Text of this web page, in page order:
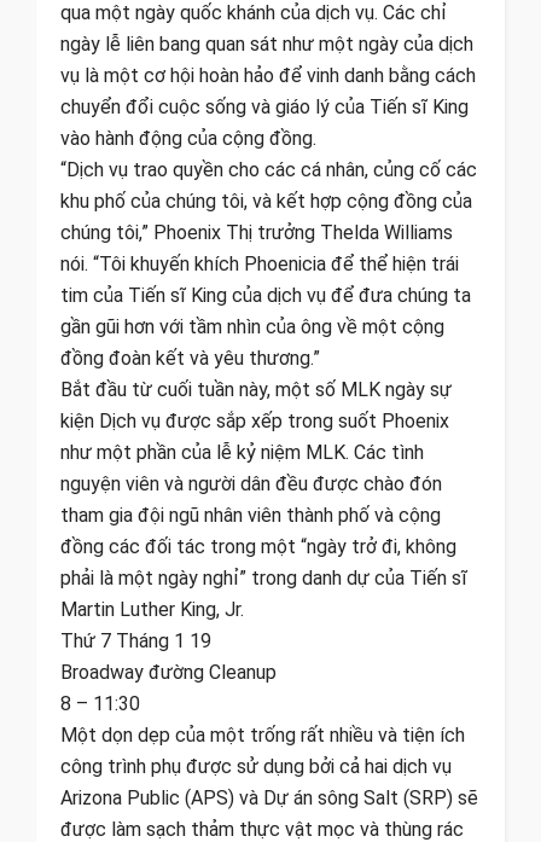
qua một ngày quốc khánh của dịch vụ. Các chỉ
ngày lễ liên bang quan sát như một ngày của dịch
vụ là một cơ hội hoàn hảo để vinh danh bằng cách
chuyển đổi cuộc sống và giáo lý của Tiến sĩ King
vào hành động của cộng đồng.
“Dịch vụ trao quyền cho các cá nhân, củng cố các
khu phố của chúng tôi, và kết hợp cộng đồng của
chúng tôi,” Phoenix Thị trưởng Thelda Williams
nói. “Tôi khuyến khích Phoenicia để thể hiện trái
tim của Tiến sĩ King của dịch vụ để đưa chúng ta
gần gũi hơn với tầm nhìn của ông về một cộng
đồng đoàn kết và yêu thương.”
Bắt đầu từ cuối tuần này, một số MLK ngày sự
kiện Dịch vụ được sắp xếp trong suốt Phoenix
như một phần của lễ kỷ niệm MLK. Các tình
nguyện viên và người dân đều được chào đón
tham gia đội ngũ nhân viên thành phố và cộng
đồng các đối tác trong một “ngày trở đi, không
phải là một ngày nghỉ” trong danh dự của Tiến sĩ
Martin Luther King, Jr.
Thứ 7 Tháng 1 19
Broadway đường Cleanup
8 – 11:30
Một dọn dẹp của một trống rất nhiều và tiện ích
công trình phụ được sử dụng bởi cả hai dịch vụ
Arizona Public (APS) và Dự án sông Salt (SRP) sẽ
được làm sạch thảm thực vật mọc và thùng rác